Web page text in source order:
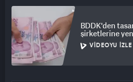
BDDK'den
şirketlerine
VIDEOYU İZLE